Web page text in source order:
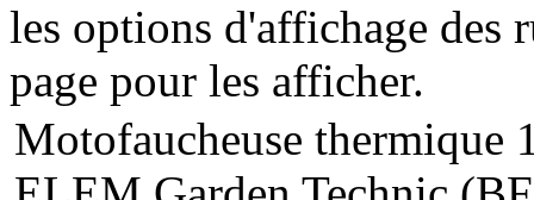
les options d'affichage des
page pour les afficher.
Motofaucheuse thermique